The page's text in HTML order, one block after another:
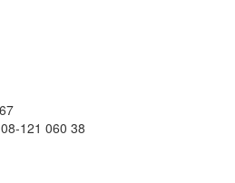
08-121 060 38